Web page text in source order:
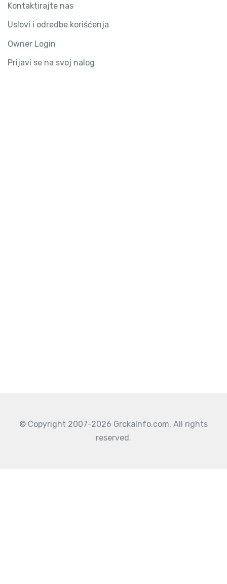
Kontaktirajte nas
Uslovi i odredbe korišćenja
Owner Login
Prijavi se na svoj nalog
© Copyright 2007–2026 GrckaInfo.com. All rights
reserved.